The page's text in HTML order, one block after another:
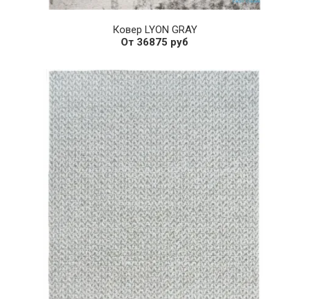
Ковер LYON GRAY
От 36875 руб